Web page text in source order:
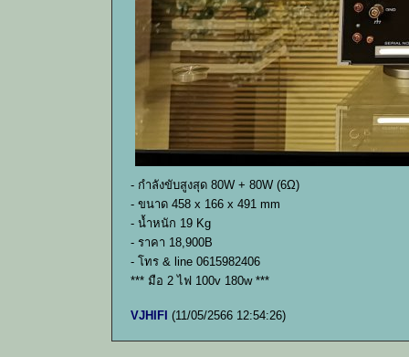
- กำลังขับสูงสุด 80W + 80W (6Ω)
- ขนาด 458 x 166 x 491 mm
- น้ำหนัก 19 Kg
- ราคา 18,900B
- โทร & line 0615982406
*** มือ 2 ไฟ 100v 180w ***
VJHIFI (11/05/2566 12:54:26)